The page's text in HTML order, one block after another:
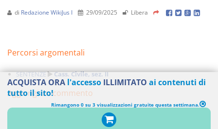
di Redazione WikiJus I 29/09/2025 Libera
Percorsi argomentali
SENTENZE Cass. Civile, sez. II
Aggiungi un commento
ACQUISTA ORA l'accesso ILLIMITATO ai contenuti di
tutto il sito!
Rimangono 0 su 3 visualizzazioni gratuite questa settimana.